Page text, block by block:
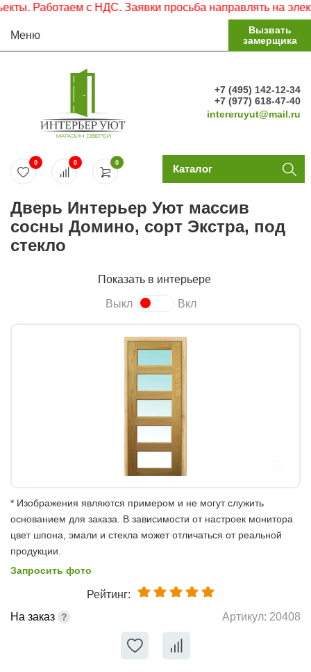
Работаем с НДС. Заявки просьба направлять на
Меню
Вызвать
замерщика
+7 (495) 142-12-34
+7 (977) 618-47-40
intereruyut@mail.ru
0
0 0 Каталог
Дверь Интерьер Уют массив
сосны Домино, сорт Экстра, под
стекло
Показать в интерьере
Выкл Вкл
* Изображения являются примером и не могут служить
основанием для заказа. В зависимости от настроек монитора
цвет шпона, эмали и стекла может отличаться от реальной
продукции.
Запросить фото
Рейтинг:
На заказ
Артикул: 20408